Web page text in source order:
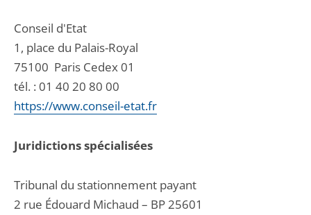
Conseil d'Etat
1, place du Palais-Royal
75100 Paris Cedex 01
tél. : 01 40 20 80 00
https://www.conseil-etat.fr
Juridictions spécialisées
Tribunal du stationnement payant
2 rue Édouard Michaud – BP 25601